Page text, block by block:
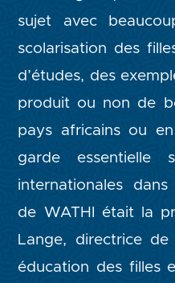
sujet avec
scolarisation des
d’études, des
produit ou non de
pays africains ou
garde essentielle
internationales
de WATHI était la
Lange, directrice
éducation des filles